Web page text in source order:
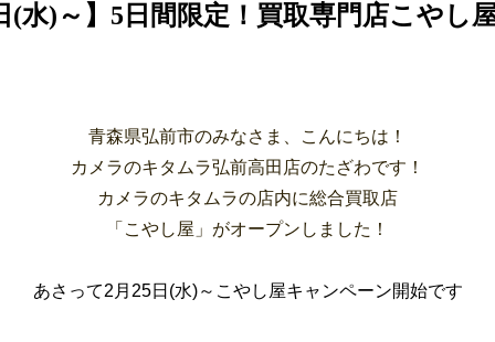
(水)～】5日間限定！買取専門店こやし
青森県弘前市のみなさま、こんにちは！
カメラのキタムラ弘前高田店のたざわです！
カメラのキタムラの店内に総合買取店
「こやし屋」がオープンしました！
あさって2月25日(水)～こやし屋キャンペーン開始です